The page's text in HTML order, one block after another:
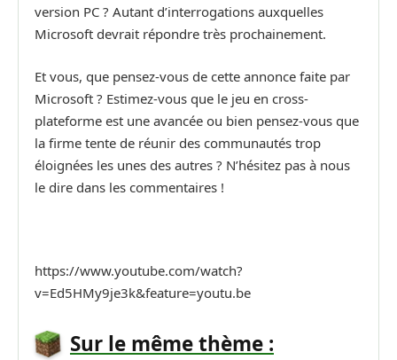
version PC ? Autant d’interrogations auxquelles
Microsoft devrait répondre très prochainement.
Et vous, que pensez-vous de cette annonce faite par
Microsoft ? Estimez-vous que le jeu en cross-
plateforme est une avancée ou bien pensez-vous que
la firme tente de réunir des communautés trop
éloignées les unes des autres ? N’hésitez pas à nous
le dire dans les commentaires !
https://www.youtube.com/watch?
v=Ed5HMy9je3k&feature=youtu.be
Sur le même thème :